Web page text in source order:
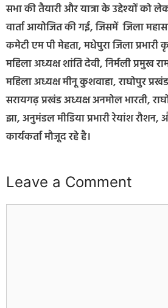
सभा की तैयारी और यात्रा के उद्देश्यों को
वार्ता आयोजित की गई, जिसमें जिला
कमेटी एम पी मेहता, मधेपुरा जिला प्रभारी
महिला अध्यक्ष शांति देवी, निर्मली प्रमुख
महिला अध्यक्ष मीनू कुशवाहा, राघोपुर
सरायगढ़ प्रखंड अध्यक्ष अनमोल भारती,
झा, अनुमंडल मीडिया प्रभारी रेयांश
कार्यकर्ता मौजूद रहे है।
Leave a Comment